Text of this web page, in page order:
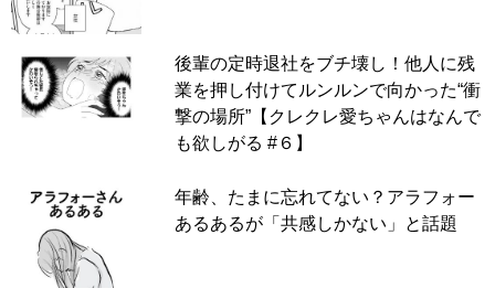
後輩の定時退社をブチ壊し！他人に残
業を押し付けてルンルンで向かった“衝
撃の場所”【クレクレ愛ちゃんはなんで
も欲しがる #６】
年齢、たまに忘れてない？アラフォー
あるあるが「共感しかない」と話題